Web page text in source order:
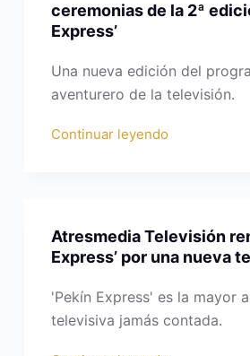
ceremonias de la 2ª
Express’
Una nueva edición del
aventurero de la televisión.
Continuar leyendo
Atresmedia Televisión
Express’ por una nueva
'Pekín Express' es la mayor
televisiva jamás contada.